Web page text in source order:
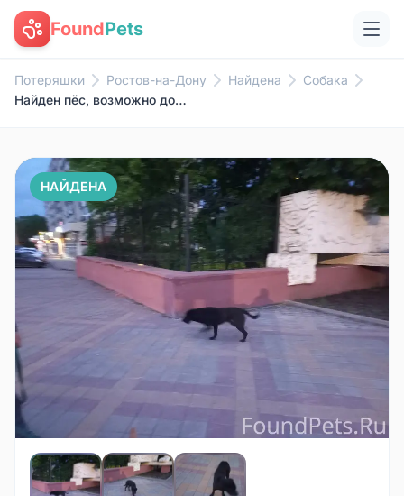
FoundPets
Потеряшки Ростов-на-Дону Найдена
Собака
Найден пёс, возможно домашний, Аллея роз
НАЙДЕНА